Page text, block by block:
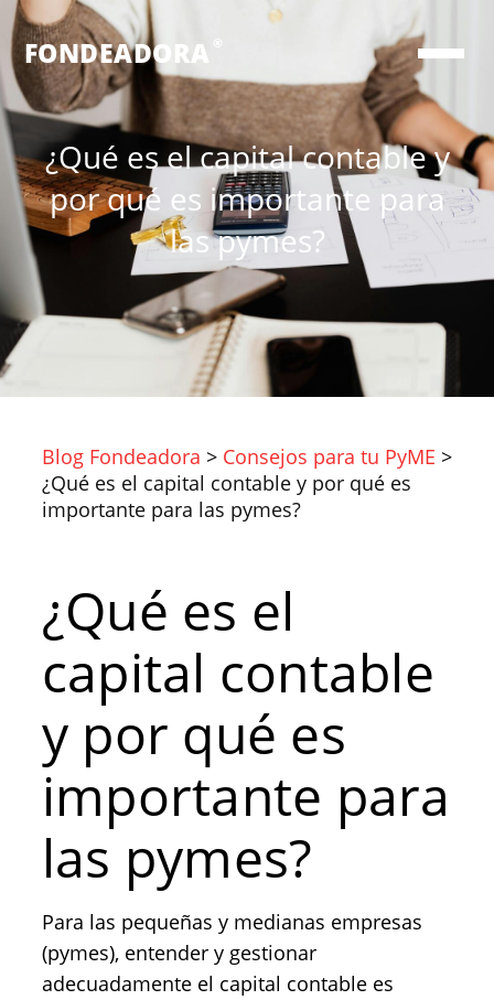
FONDEADORA
¿Qué es el capital contable y
por qué es importante para
las pymes?
Blog Fondeadora > Consejos para tu PyME >
¿Qué es el capital contable y por qué es
importante para las pymes?
¿Qué es el
capital contable
y por qué es
importante para
las pymes?
Para las pequeñas y medianas empresas
(pymes), entender y gestionar
adecuadamente el capital contable es